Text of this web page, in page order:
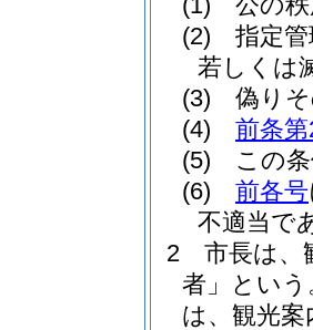
(2)
指定
若しくは
(3)
偽り
(4)
前条
(5)
この
(6)
前各号
不適当で
2
市長は、
者」という
は、観光